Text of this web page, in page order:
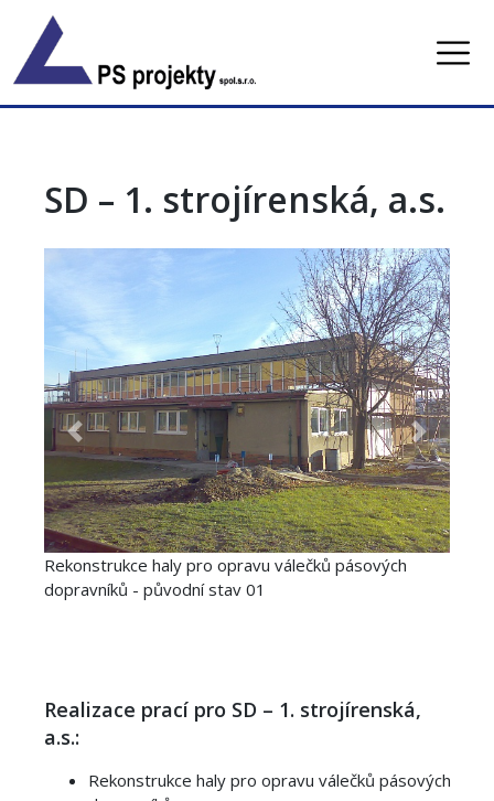
content
SD – 1. strojírenská, a.s.
Rekonstrukce haly pro opravu válečků pásových
dopravníků - původní stav 01
Previous Next
Realizace prací pro SD – 1. strojírenská,
a.s.:
Rekonstrukce haly pro opravu válečků pásových